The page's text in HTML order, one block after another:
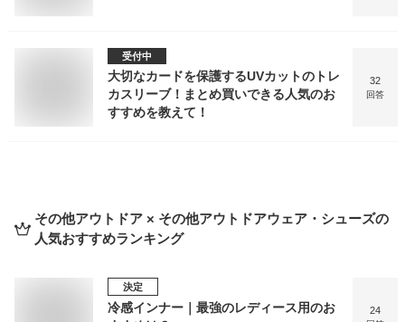
受付中
大切なカードを保護するUVカットのトレ
カスリーブ！まとめ買いできる人気のお
すすめを教えて！
32
回答
その他アウトドア × その他アウトドアウェア・シューズの
人気おすすめランキング
決定
冷感インナー｜最強のレディース用のお
24